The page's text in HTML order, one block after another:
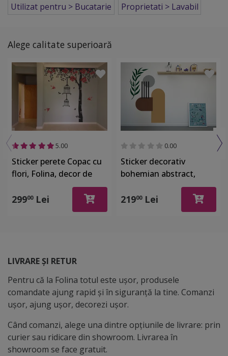
Utilizat pentru > Bucatarie
Proprietati > Lavabil
Alege calitate superioară
5.00
Sticker perete Copac cu
flori, Folina, decor de
mari dimensiuni, 2.5
metri
29900Lei
0.00
Sticker decorativ
bohemian abstract,
compus din 8 elemente
cu aplicare
independentă, Folina,
21900Lei
LIVRARE ȘI RETUR
Pentru că la Folina totul este ușor, produsele
comandate ajung rapid și în siguranță la tine. Comanzi
ușor, ajung ușor, decorezi ușor.
Când comanzi, alege una dintre opțiunile de livrare: prin
curier sau ridicare din showroom. Livrarea în
showroom se face gratuit.